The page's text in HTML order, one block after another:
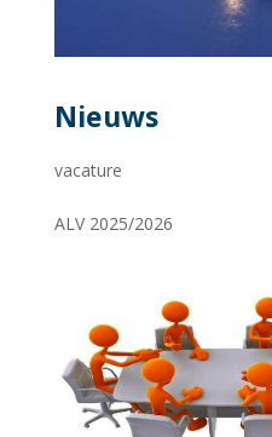
Nieuws
vacature
ALV 2025/2026